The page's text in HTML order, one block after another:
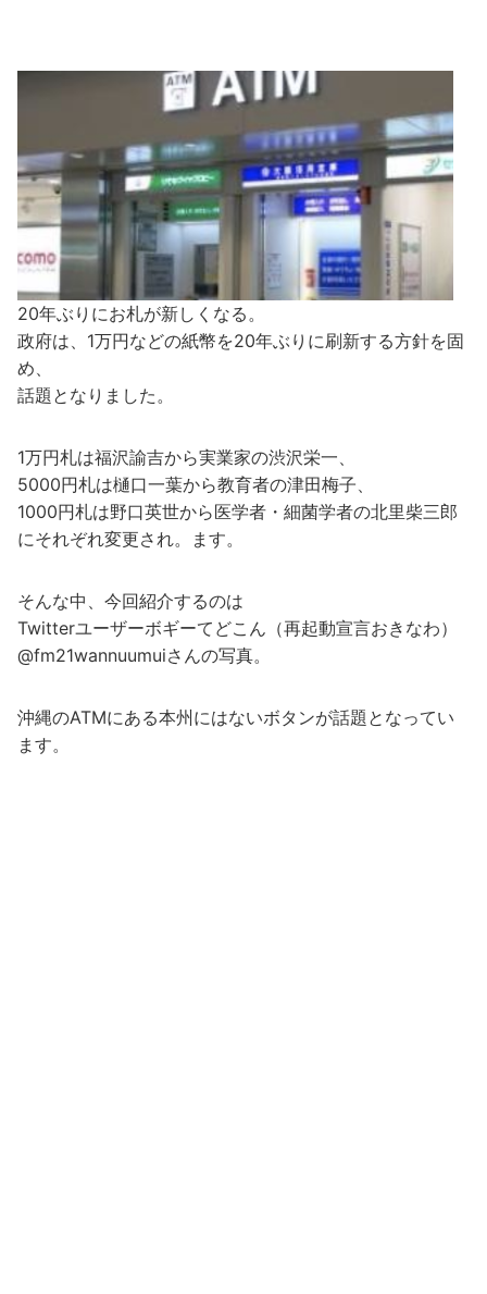
20年ぶりにお札が新しくなる。
政府は、1万円などの紙幣を20年ぶりに刷新する方針を固
め、
話題となりました。
1万円札は福沢諭吉から実業家の渋沢栄一、
5000円札は樋口一葉から教育者の津田梅子、
1000円札は野口英世から医学者・細菌学者の北里柴三郎
にそれぞれ変更され。ます。
そんな中、今回紹介するのは
Twitterユーザーボギーてどこん（再起動宣言おきなわ）
@fm21wannuumuiさんの写真。
沖縄のATMにある本州にはないボタンが話題となってい
ます。